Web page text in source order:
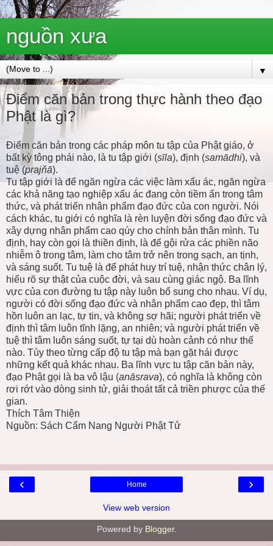
nguồn xưa
▼
Điểm căn bản trong thực hành theo đạo
Phật là gì?
Điểm căn bản trong các pháp môn tu tập của Phật giáo, ở
bất kỳ tông phái nào, là tu tập giới (sīla), định (samādhi), và
tuệ (prajňā).
Tu tập giới là để ngăn ngừa các việc làm xấu ác, ngăn ngừa
các khả năng tạo nghiệp xấu ác đang còn tiềm ẩn trong tâm
thức, và phát triển nhân phẩm đạo đức của con người. Nói
cách khác, tu giới có nghĩa là rèn luyện đời sống đạo đức và
xây dựng nhân phẩm cao qúy cho chính bản thân mình. Tu
định, hay còn gọi là thiền định, là để gội rửa các phiền não
nhiễm ô trong tâm, làm cho tâm trở nên trong sạch, an tịnh,
và sáng suốt. Tu tuệ là để phát huy trí tuệ, nhận thức chân lý,
hiểu rõ sự thật của cuộc đời, và sau cùng giác ngộ. Ba lĩnh
vực của con đường tu tập này luôn bổ sung cho nhau. Ví dụ,
người có đời sống đạo đức và nhân phẩm cao đẹp, thì tâm
hồn luôn an lạc, tự tin, và không sợ hãi; người phát triển về
định thì tâm luôn tĩnh lặng, an nhiên; và người phát triển về
tuệ thì tâm luôn sáng suốt, tự tại dù hoàn cảnh có như thế
nào. Tùy theo từng cấp độ tu tập mà bạn gặt hái được
những kết quả khác nhau. Ba lĩnh vực tu tập căn bản này,
đạo Phật gọi là ba vô lậu (anāsrava), có nghĩa là không còn
rơi rớt vào dòng sinh tử, giải thoát tất cả triền phược của thế
gian.
Thích Tâm Thiện
Nguồn: Sách Cẩm Nang Người Phật Tử
‹ ›
Home
View web version
Powered by Blogger.